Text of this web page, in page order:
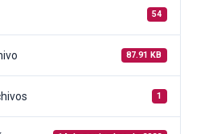
54
87.91 KB
1